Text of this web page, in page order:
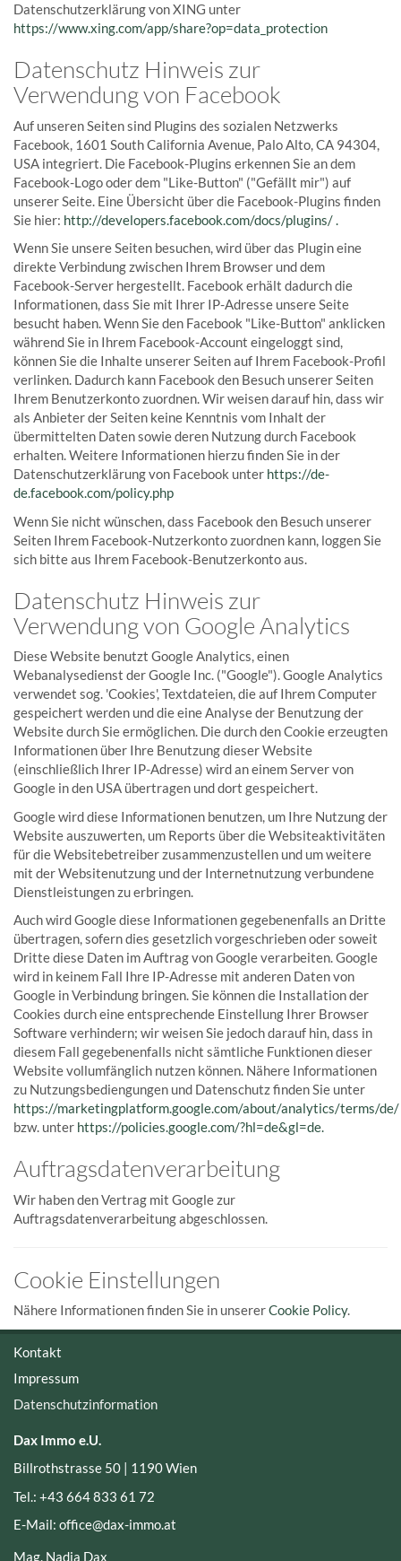
Datenschutzerklärung von XING unter
https://www.xing.com/app/share?op=data_protection
Datenschutz Hinweis zur
Verwendung von Facebook
Auf unseren Seiten sind Plugins des sozialen Netzwerks
Facebook, 1601 South California Avenue, Palo Alto, CA 94304,
USA integriert. Die Facebook-Plugins erkennen Sie an dem
Facebook-Logo oder dem "Like-Button" ("Gefällt mir") auf
unserer Seite. Eine Übersicht über die Facebook-Plugins finden
Sie hier: http://developers.facebook.com/docs/plugins/ .
Wenn Sie unsere Seiten besuchen, wird über das Plugin eine
direkte Verbindung zwischen Ihrem Browser und dem
Facebook-Server hergestellt. Facebook erhält dadurch die
Informationen, dass Sie mit Ihrer IP-Adresse unsere Seite
besucht haben. Wenn Sie den Facebook "Like-Button" anklicken
während Sie in Ihrem Facebook-Account eingeloggt sind,
können Sie die Inhalte unserer Seiten auf Ihrem Facebook-Profil
verlinken. Dadurch kann Facebook den Besuch unserer Seiten
Ihrem Benutzerkonto zuordnen. Wir weisen darauf hin, dass wir
als Anbieter der Seiten keine Kenntnis vom Inhalt der
übermittelten Daten sowie deren Nutzung durch Facebook
erhalten. Weitere Informationen hierzu finden Sie in der
Datenschutzerklärung von Facebook unter https://de-
de.facebook.com/policy.php
Wenn Sie nicht wünschen, dass Facebook den Besuch unserer
Seiten Ihrem Facebook-Nutzerkonto zuordnen kann, loggen Sie
sich bitte aus Ihrem Facebook-Benutzerkonto aus.
Datenschutz Hinweis zur
Verwendung von Google Analytics
Diese Website benutzt Google Analytics, einen
Webanalysedienst der Google Inc. ("Google"). Google Analytics
verwendet sog. 'Cookies', Textdateien, die auf Ihrem Computer
gespeichert werden und die eine Analyse der Benutzung der
Website durch Sie ermöglichen. Die durch den Cookie erzeugten
Informationen über Ihre Benutzung dieser Website
(einschließlich Ihrer IP-Adresse) wird an einem Server von
Google in den USA übertragen und dort gespeichert.
Google wird diese Informationen benutzen, um Ihre Nutzung der
Website auszuwerten, um Reports über die Websiteaktivitäten
für die Websitebetreiber zusammenzustellen und um weitere
mit der Websitenutzung und der Internetnutzung verbundene
Dienstleistungen zu erbringen.
Auch wird Google diese Informationen gegebenenfalls an Dritte
übertragen, sofern dies gesetzlich vorgeschrieben oder soweit
Dritte diese Daten im Auftrag von Google verarbeiten. Google
wird in keinem Fall Ihre IP-Adresse mit anderen Daten von
Google in Verbindung bringen. Sie können die Installation der
Cookies durch eine entsprechende Einstellung Ihrer Browser
Software verhindern; wir weisen Sie jedoch darauf hin, dass in
diesem Fall gegebenenfalls nicht sämtliche Funktionen dieser
Website vollumfänglich nutzen können. Nähere Informationen
zu Nutzungsbediengungen und Datenschutz finden Sie unter
https://marketingplatform.google.com/about/analytics/terms/de/
bzw. unter https://policies.google.com/?hl=de&gl=de.
Auftragsdatenverarbeitung
Wir haben den Vertrag mit Google zur
Auftragsdatenverarbeitung abgeschlossen.
Cookie Einstellungen
Nähere Informationen finden Sie in unsererCookie Policy.
Kontakt
Impressum
Datenschutzinformation
Dax Immo e.U.
Billrothstrasse 50 | 1190 Wien
Tel.: +43 664 833 61 72
E-Mail: office@dax-immo.at
Mag. Nadia Dax